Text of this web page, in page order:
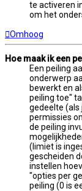
te activeren
om het
Omhoog
Hoe maak ik een
Een peiling
onderwerp
bewerkt en
peiling toe"
gedeelte (als
permissies
de peiling
(limiet is
gescheiden
instellen
"opties per
peiling (0 is